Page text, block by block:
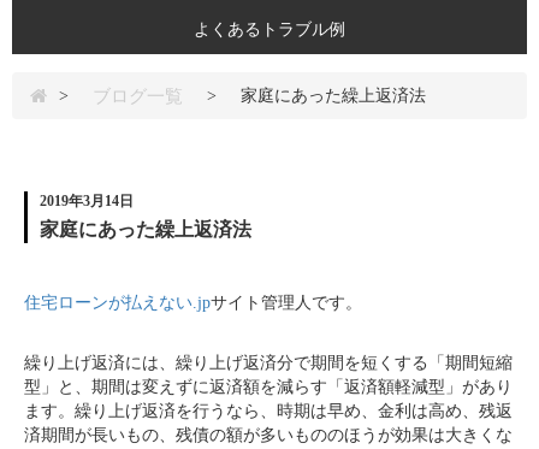
よくあるトラブル例
> ブログ一覧 > 家庭にあった繰上返済法
2019年3月14日
家庭にあった繰上返済法
住宅ローンが払えない.jpサイト管理人です。
繰り上げ返済には、繰り上げ返済分で期間を短くする「期間短縮
型」と、期間は変えずに返済額を減らす「返済額軽減型」があり
ます。繰り上げ返済を行うなら、時期は早め、金利は高め、残返
済期間が長いもの、残債の額が多いもののほうが効果は大きくな